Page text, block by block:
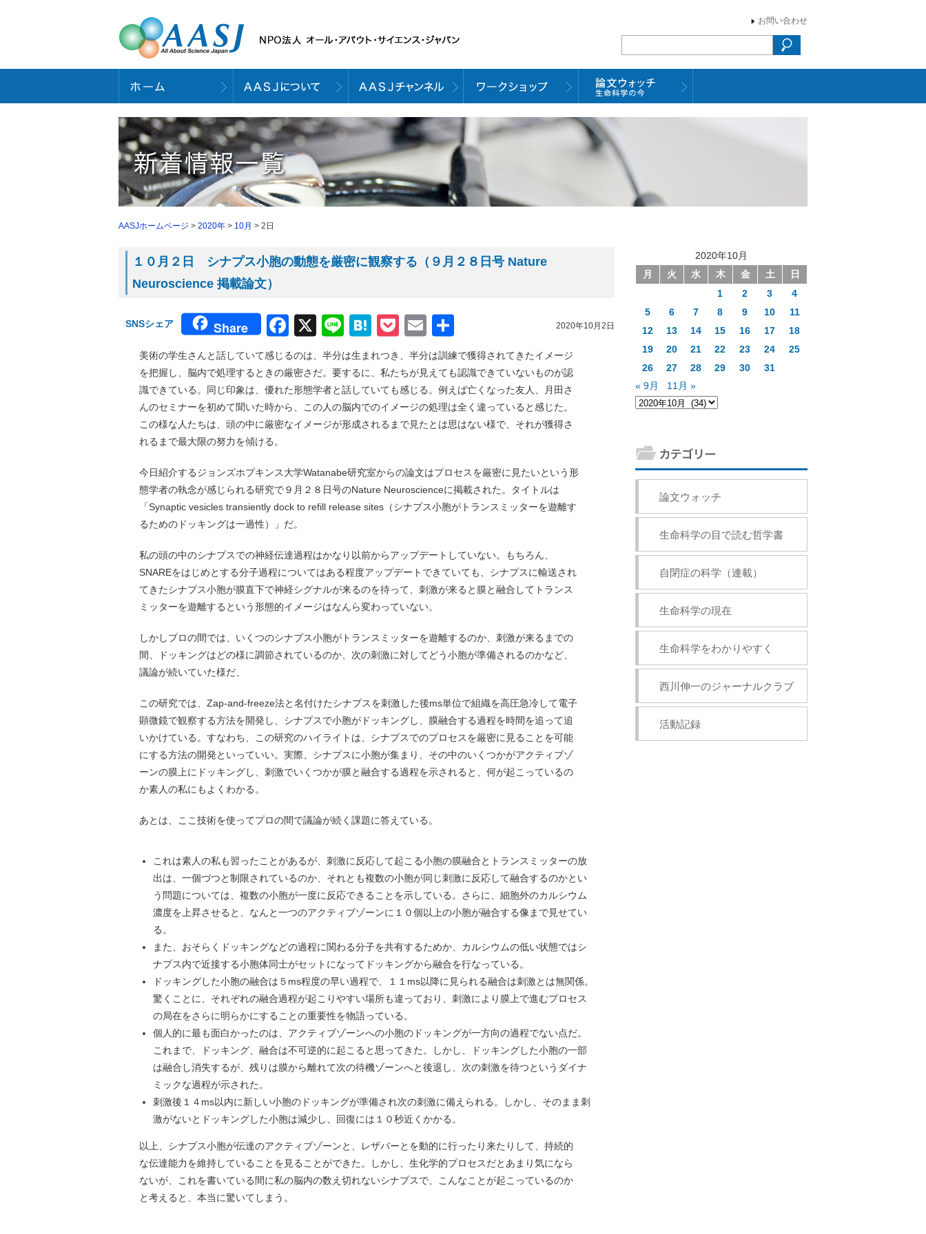
お問い合わせ
AASJホームページ > 2020年 > 10月 > 2日
１０月２日 シナプス小胞の動態を厳密に観察する（９月２８日号 Nature
Neuroscience 掲載論文）
2020年10月2日
SNSシェア Share Facebook
X LineHatena
Pocket
Email
有
美術の学生さんと話していて感じるのは、半分は生まれつき、半分は訓練で獲得されてきたイメージ
を把握し、脳内で処理するときの厳密さだ。要するに、私たちが見えても認識できていないものが認
識できている。同じ印象は、優れた形態学者と話していても感じる。例えば亡くなった友人、月田さ
んのセミナーを初めて聞いた時から、この人の脳内でのイメージの処理は全く違っていると感じた。
この様な人たちは、頭の中に厳密なイメージが形成されるまで見たとは思はない様で、それが獲得さ
れるまで最大限の努力を傾ける。
今日紹介するジョンズホプキンス大学Watanabe研究室からの論文はプロセスを厳密に見たいという形
態学者の執念が感じられる研究で９月２８日号のNature Neuroscienceに掲載された。タイトルは
「Synaptic vesicles transiently dock to refill release sites（シナプス小胞がトランスミッターを遊離す
るためのドッキングは一過性）」だ。
私の頭の中のシナプスでの神経伝達過程はかなり以前からアップデートしていない。もちろん、
SNAREをはじめとする分子過程についてはある程度アップデートできていても、シナプスに輸送され
てきたシナプス小胞が膜直下で神経シグナルが来るのを待って、刺激が来ると膜と融合してトランス
ミッターを遊離するという形態的イメージはなんら変わっていない。
しかしプロの間では、いくつのシナプス小胞がトランスミッターを遊離するのか、刺激が来るまでの
間、ドッキングはどの様に調節されているのか、次の刺激に対してどう小胞が準備されるのかなど、
議論が続いていた様だ、
この研究では、Zap-and-freeze法と名付けたシナプスを刺激した後ms単位で組織を高圧急冷して電子
顕微鏡で観察する方法を開発し、シナプスで小胞がドッキングし、膜融合する過程を時間を追って追
いかけている。すなわち、この研究のハイライトは、シナプスでのプロセスを厳密に見ることを可能
にする方法の開発といっていい。実際、シナプスに小胞が集まり、その中のいくつかがアクティブゾ
ーンの膜上にドッキングし、刺激でいくつかが膜と融合する過程を示されると、何が起こっているの
か素人の私にもよくわかる。
あとは、ここ技術を使ってプロの間で議論が続く課題に答えている。
これは素人の私も習ったことがあるが、刺激に反応して起こる小胞の膜融合とトランスミッターの放
出は、一個づつと制限されているのか、それとも複数の小胞が同じ刺激に反応して融合するのかとい
う問題については、複数の小胞が一度に反応できることを示している。さらに、細胞外のカルシウム
濃度を上昇させると、なんと一つのアクティブゾーンに１０個以上の小胞が融合する像まで見せてい
る。
また、おそらくドッキングなどの過程に関わる分子を共有するためか、カルシウムの低い状態ではシ
ナプス内で近接する小胞体同士がセットになってドッキングから融合を行なっている。
ドッキングした小胞の融合は５ms程度の早い過程で、１１ms以降に見られる融合は刺激とは無関係。
驚くことに、それぞれの融合過程が起こりやすい場所も違っており、刺激により膜上で進むプロセス
の局在をさらに明らかにすることの重要性を物語っている。
個人的に最も面白かったのは、アクティブゾーンへの小胞のドッキングが一方向の過程でない点だ。
これまで、ドッキング、融合は不可逆的に起こると思ってきた。しかし、ドッキングした小胞の一部
は融合し消失するが、残りは膜から離れて次の待機ゾーンへと後退し、次の刺激を待つというダイナ
ミックな過程が示された。
刺激後１４ms以内に新しい小胞のドッキングが準備され次の刺激に備えられる。しかし、そのまま刺
激がないとドッキングした小胞は減少し、回復には１０秒近くかかる。
以上、シナプス小胞が伝達のアクティブゾーンと、レザバーとを動的に行ったり来たりして、持続的
な伝達能力を維持していることを見ることができた。しかし、生化学的プロセスだとあまり気になら
ないが、これを書いている間に私の脳内の数え切れないシナプスで、こんなことが起こっているのか
と考えると、本当に驚いてしまう。
2020年10月
月
火 水 木 金 土
日
1
2 3
4
5
6 7 8 9 10
11
12
13 14 15 16 17
18
19
20 21 22 23 24
25
26
27 28 29 30
31
« 9月
11月 »
論文ウォッチ
生命科学の目で読む哲学書
自閉症の科学（連載）
生命科学の現在
生命科学をわかりやすく
西川伸一のジャーナルクラブ
活動記録